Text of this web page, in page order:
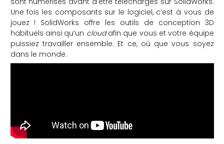
Une fois les composants sur le logiciel, c’est à vous de
jouez ! SolidWorks offre les outils de conception 3D
habituels ainsi qu’un cloudafin que vous et votre équipe
puissiez travailler ensemble. Et ce, où que vous soyez
dans le monde.